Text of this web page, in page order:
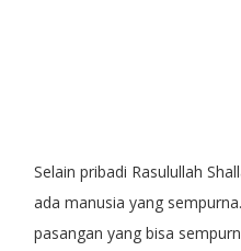
Selain pribadi Rasulullah
ada manusia yang
pasangan yang bisa